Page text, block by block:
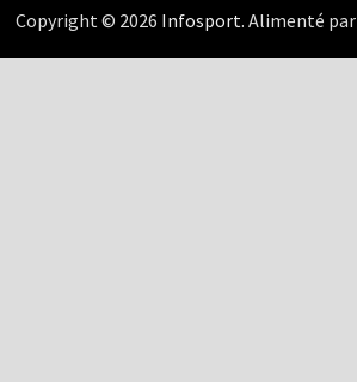
Copyright © 2026 Infosport. Alimenté par